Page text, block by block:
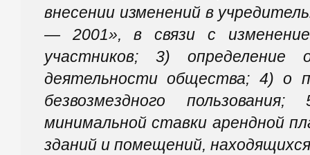
внесении изменений в
— 2001», в связи с
участников; 3) определение
деятельности общества; 4) о
безвозмездного
минимальной ставки арендной
зданий и помещений,